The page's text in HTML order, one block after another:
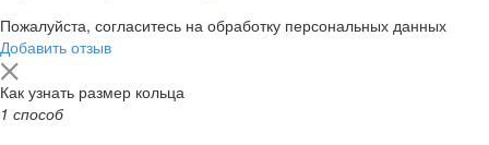
Пожалуйста, согласитесь на обработку персональных данных
Добавить отзыв
Как узнать размер кольца
1 способ